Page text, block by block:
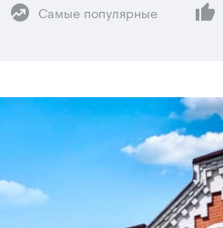
Самые популярные